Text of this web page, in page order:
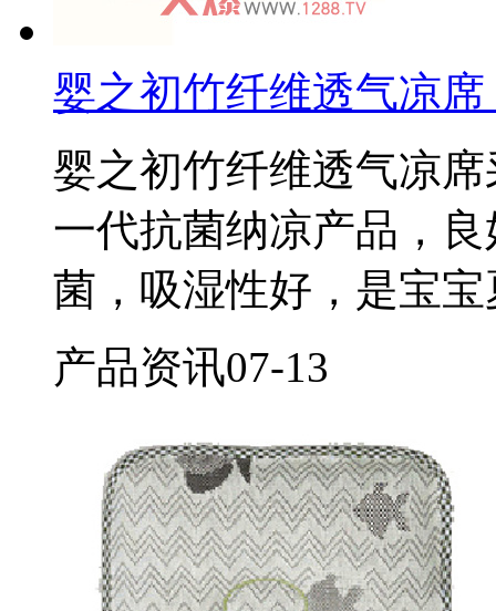
婴之初竹纤维透气凉
婴之初竹纤维透气凉
一代抗菌纳凉产品，
菌，吸湿性好，是宝
产品资讯07-13